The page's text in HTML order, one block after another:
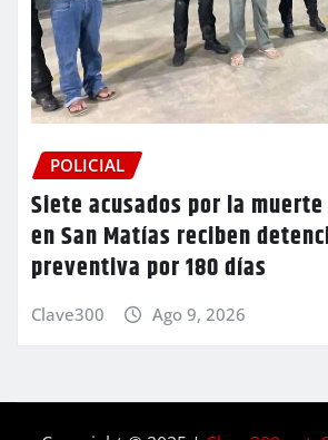
POLICIAL
Siete acusados por la
en San Matías reciben
preventiva por 180 días
Clave300 Ago 9, 2026